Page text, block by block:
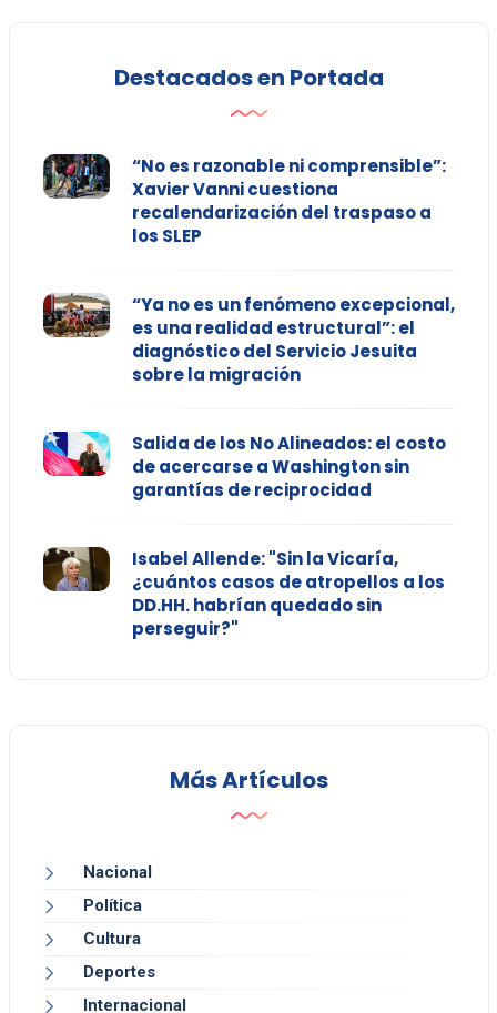
Destacados en Portada
“No es razonable ni comprensible”:
Xavier Vanni cuestiona
recalendarización del traspaso a
los SLEP
“Ya no es un fenómeno excepcional,
es una realidad estructural”: el
diagnóstico del Servicio Jesuita
sobre la migración
Salida de los No Alineados: el costo
de acercarse a Washington sin
garantías de reciprocidad
Isabel Allende: "Sin la Vicaría,
¿cuántos casos de atropellos a los
DD.HH. habrían quedado sin
perseguir?"
Más Artículos
Nacional
Política
Cultura
Deportes
Internacional